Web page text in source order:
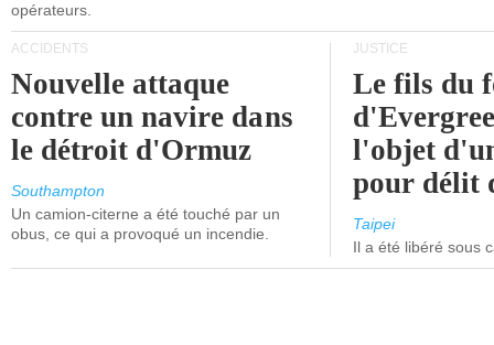
opérateurs.
ACCIDENTS
Nouvelle attaque
contre un navire dans
le détroit d'Ormuz
Southampton
Un camion-citerne a été touché par un
obus, ce qui a provoqué un incendie.
JUSTICE
Le fils du
l'objet
pour délit
Taipei
Il a été libéré sous